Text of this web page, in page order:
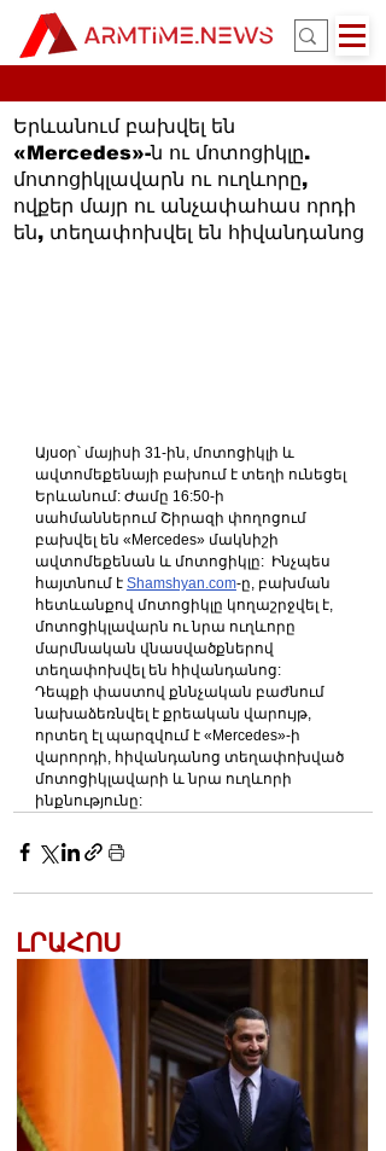
Երևանում բախվել են
«Mercedes»-ն ու մոտոցիկլը.
մոտոցիկլավարն ու ուղևորը,
ովքեր մայր ու անչափահաս որդի
են, տեղափոխվել են հիվանդանոց
Այսօր՝ մայիսի 31-ին, մոտոցիկլի և
ավտոմեքենայի բախում է տեղի ունեցել
Երևանում: Ժամը 16:50-ի
սահմաններում Շիրազի փողոցում
բախվել են «Mercedes» մակնիշի
ավտոմեքենան և մոտոցիկլը:  Ինչպես
հայտնում է Shamshyan.com-ը, բախման
հետևանքով մոտոցիկլը կողաշրջվել է,
մոտոցիկլավարն ու նրա ուղևորը
մարմնական վնասվածքներով
տեղափոխվել են հիվանդանոց:
Դեպքի փաստով քննչական բաժնում
նախաձեռնվել է քրեական վարույթ,
որտեղ էլ պարզվում է «Mercedes»-ի
վարորդի, հիվանդանոց տեղափոխված
մոտոցիկլավարի և նրա ուղևորի
ինքնությունը:
ԼՐԱՀՈՍ